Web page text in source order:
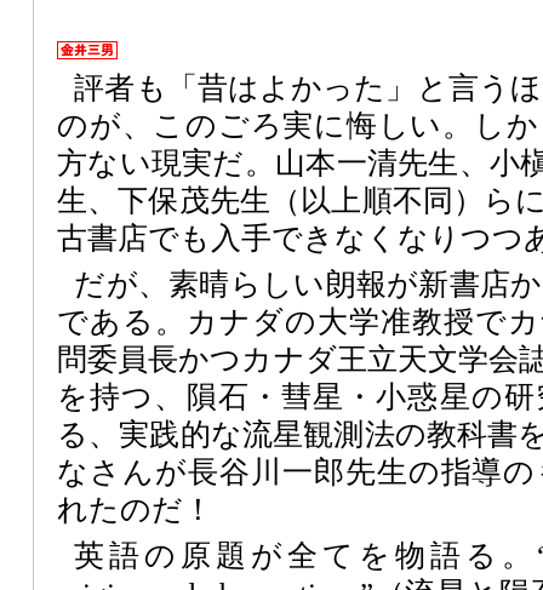
評者も「昔はよかった」と言う
のが、このごろ実に悔しい。し
方ない現実だ。山本一清先生、小
生、下保茂先生（以上順不同）ら
古書店でも入手できなくなりつつ
だが、素晴らしい朗報が新書店
である。カナダの大学准教授で
問委員長かつカナダ王立天文学会
を持つ、隕石・彗星・小惑星の
る、実践的な流星観測法の教科書
なさんが長谷川一郎先生の指導
れたのだ！
英語の原題が全てを物語る。